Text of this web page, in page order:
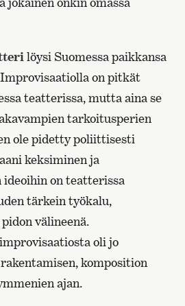
löysi Suomessa paikkansa
on pitkät
teatterissa, mutta aina se
tarkoitusperien
ole pidetty poliittisesti
keksiminen ja
ideoihin on teatterissa
tärkein työkalu,
välineenä.
oli jo
komposition
ajan.